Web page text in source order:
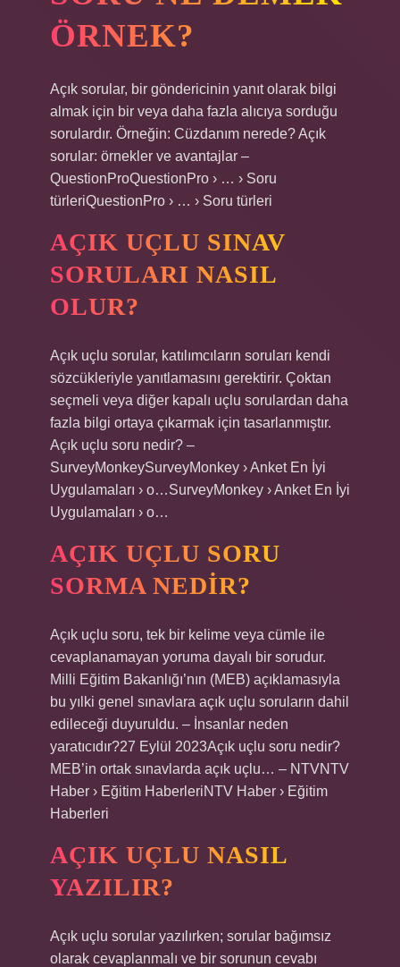
ÖRNEK?
Açık sorular, bir göndericinin yanıt olarak bilgi
almak için bir veya daha fazla alıcıya sorduğu
sorulardır. Örneğin: Cüzdanım nerede? Açık
sorular: örnekler ve avantajlar –
QuestionProQuestionPro › … › Soru
türleriQuestionPro › … › Soru türleri
AÇIK UÇLU SINAV
SORULARI NASIL
OLUR?
Açık uçlu sorular, katılımcıların soruları kendi
sözcükleriyle yanıtlamasını gerektirir. Çoktan
seçmeli veya diğer kapalı uçlu sorulardan daha
fazla bilgi ortaya çıkarmak için tasarlanmıştır.
Açık uçlu soru nedir? –
SurveyMonkeySurveyMonkey › Anket En İyi
Uygulamaları › o…SurveyMonkey › Anket En İyi
Uygulamaları › o…
AÇIK UÇLU SORU
SORMA NEDIR?
Açık uçlu soru, tek bir kelime veya cümle ile
cevaplanamayan yoruma dayalı bir sorudur.
Milli Eğitim Bakanlığı’nın (MEB) açıklamasıyla
bu yılki genel sınavlara açık uçlu soruların dahil
edileceği duyuruldu. – İnsanlar neden
yaratıcıdır?27 Eylül 2023Açık uçlu soru nedir?
MEB’in ortak sınavlarda açık uçlu… – NTVNTV
Haber › Eğitim HaberleriNTV Haber › Eğitim
Haberleri
AÇIK UÇLU NASIL
YAZILIR?
Açık uçlu sorular yazılırken; sorular bağımsız
olarak cevaplanmalı ve bir sorunun cevabı